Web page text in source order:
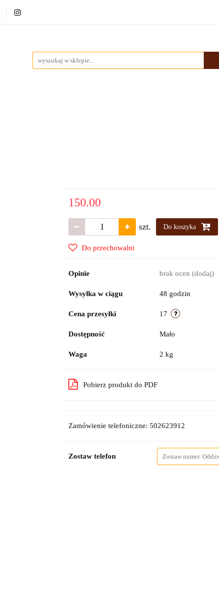
150.00
szt. Do koszyka
Do przechowalni
Opinie brak ocen (dodaj)
Wysyłka w ciągu 48 godzin
Cena przesyłki 17
Dostępność Mało
Waga 2 kg
Pobierz produkt do PDF
Zamówienie telefoniczne: 502623912
Zostaw telefon